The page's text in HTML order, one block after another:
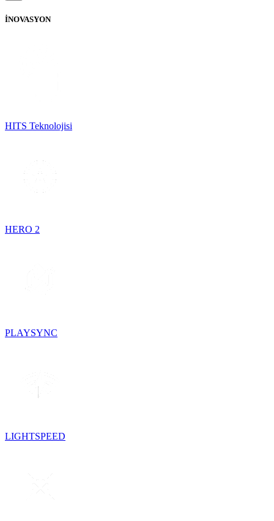
İNOVASYON
HITS Teknolojisi
HERO 2
PLAYSYNC
LIGHTSPEED